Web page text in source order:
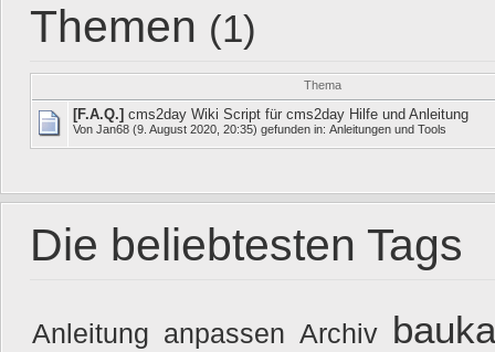
Themen (1)
Thema
[F.A.Q.] cms2day Wiki Script für cms2day Hilfe und Anleitung
Von Jan68 (9. August 2020, 20:35) gefunden in: Anleitungen und Tools
Die beliebtesten Tags
Anleitung anpassen Archiv